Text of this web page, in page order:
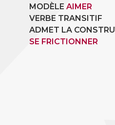
MODÈLE AIMER
VERBE TRANSITIF
ADMET LA
SE FRICTIONNER